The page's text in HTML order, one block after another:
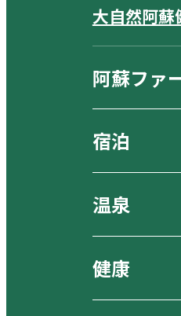
大自然阿蘇
阿蘇ファ
宿泊
温泉
健康